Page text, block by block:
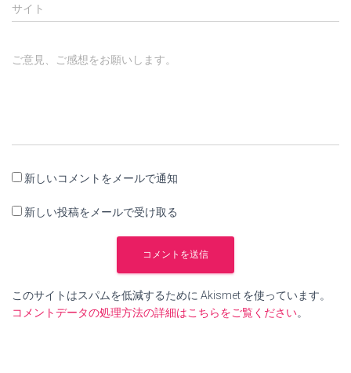
サイト
ご意見、ご感想をお願いします。
新しいコメントをメールで通知
新しい投稿をメールで受け取る
このサイトはスパムを低減するために Akismet を使っています。
コメントデータの処理方法の詳細はこちらをご覧ください。